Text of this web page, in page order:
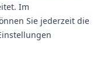
Im
Sie jederzeit die